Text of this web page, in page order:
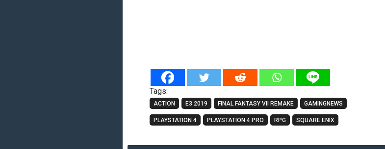
Tags:
ACTION E3 2019 FINAL FANTASY VII REMAKE GAMINGNEWS
PLAYSTATION 4 PLAYSTATION 4 PRO RPG SQUARE ENIX